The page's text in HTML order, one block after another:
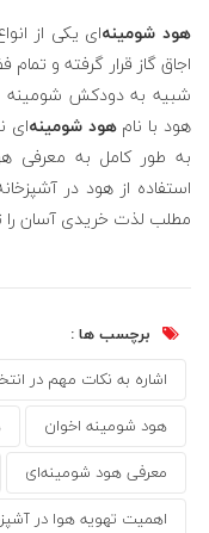
هود شومینه‌ای یکی از
اجاق گاز قرار گرفته و
شبیه به دودکش شومینه
هود با نامهود شومینه‌ای
به طور کامل به معرفی
استفاده از هود در
مطلب لذت خریدی آسان را
برچسب ها :
اشاره به نکات مهم در
اهمیت تهویه هوا در
معرفی هود شومینه‌ای
هود شومینه اخوان